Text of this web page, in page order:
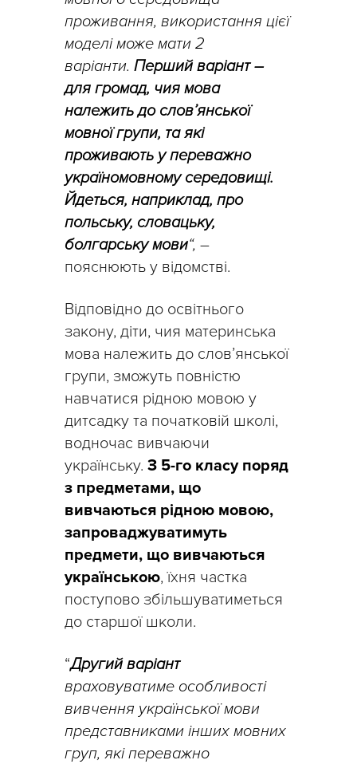
проживання, використання цієї
моделі може мати 2
варіанти. Перший варіант –
для громад, чия мова
належить до слов’янської
мовної групи, та які
проживають у переважно
україномовному середовищі.
Йдеться, наприклад, про
польську, словацьку,
болгарську мови“, –
пояснюють у відомстві.
Відповідно до освітнього
закону, діти, чия материнська
мова належить до слов’янської
групи, зможуть повністю
навчатися рідною мовою у
дитсадку та початковій школі,
водночас вивчаючи
українську. З 5-го класу поряд
з предметами, що
вивчаються рідною мовою,
запроваджуватимуть
предмети, що вивчаються
українською, їхня частка
поступово збільшуватиметься
до старшої школи.
“Другий варіант
враховуватиме особливості
вивчення української мови
представниками інших мовних
груп, які переважно